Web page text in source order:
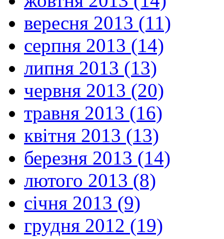
вересня 2013 (11)
серпня 2013 (14)
липня 2013 (13)
червня 2013 (20)
травня 2013 (16)
квітня 2013 (13)
березня 2013 (14)
лютого 2013 (8)
січня 2013 (9)
грудня 2012 (19)